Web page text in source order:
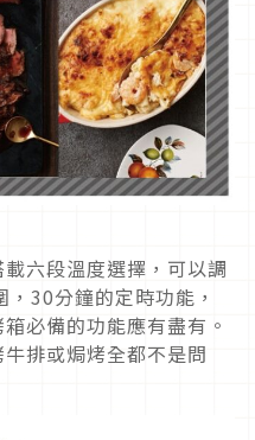
六段溫度選擇，可以調
30分鐘的定時功能，
必備的功能應有盡有。
排或焗烤全都不是問